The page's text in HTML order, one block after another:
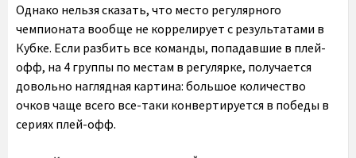
Однако нельзя сказать, что место регулярного
чемпионата вообще не коррелирует с результатами в
Кубке. Если разбить все команды, попадавшие в плей-
офф, на 4 группы по местам в регулярке, получается
довольно наглядная картина: большое количество
очков чаще всего все-таки конвертируется в победы в
сериях плей-офф.